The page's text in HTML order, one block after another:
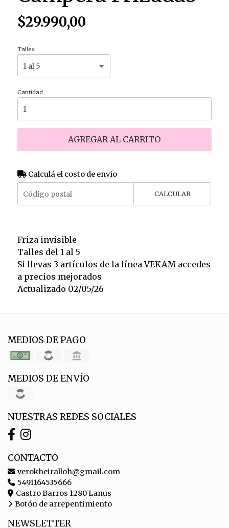
$29.990,00
Talles
Cantidad
AGREGAR AL CARRITO
Calculá el costo de envío
CALCULAR
Friza invisible
Talles del 1 al 5
Si llevas 3 artículos de la línea VEKAM accedes
a precios mejorados
Actualizado 02/05/26
MEDIOS DE PAGO
MEDIOS DE ENVÍO
NUESTRAS REDES SOCIALES
CONTACTO
verokheiralloh@gmail.com
5491164535666
Castro Barros 1280 Lanus
Botón de arrepentimiento
NEWSLETTER